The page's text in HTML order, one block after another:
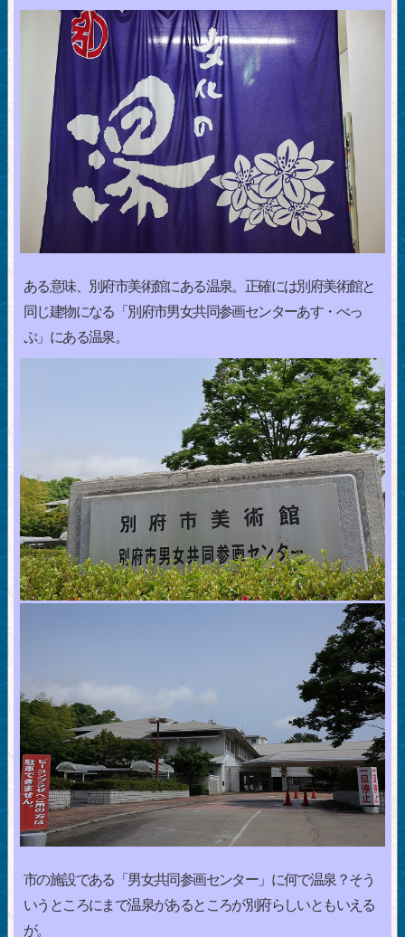
ある意味、別府市美術館にある温泉。正確には別府美術館と
同じ建物になる「別府市男女共同参画センターあす・べっ
ぷ」にある温泉。
市の施設である「男女共同参画センター」に何で温泉？そう
いうところにまで温泉があるところが別府らしいともいえる
が。